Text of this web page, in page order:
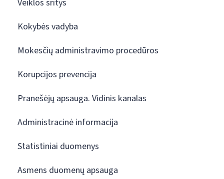
Veiklos sritys
Kokybės vadyba
Mokesčių administravimo procedūros
Korupcijos prevencija
Pranešėjų apsauga. Vidinis kanalas
Administracinė informacija
Statistiniai duomenys
Asmens duomenų apsauga